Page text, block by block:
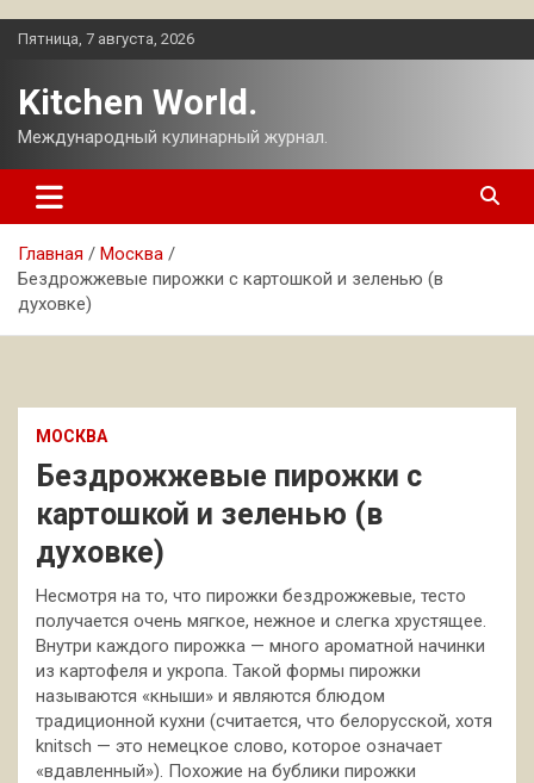
Перейти
Пятница, 7 августа, 2026
Kitchen World.
Международный кулинарный журнал.
Главная
Москва
Бездрожжевые пирожки с картошкой и зеленью (в
духовке)
МОСКВА
Бездрожжевые пирожки с
картошкой и зеленью (в
духовке)
Несмотря на то, что пирожки бездрожжевые, тесто
получается очень мягкое, нежное и слегка хрустящее.
Внутри каждого пирожка — много ароматной начинки
из картофеля и укропа. Такой формы пирожки
называются «кныши» и являются блюдом
традиционной кухни (считается, что белорусской, хотя
knitsch — это немецкое слово, которое означает
«вдавленный»). Похожие на бублики пирожки